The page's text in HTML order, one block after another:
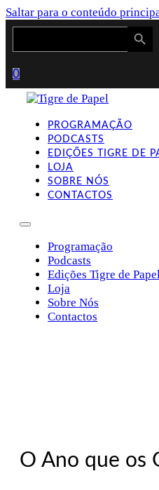
Saltar para o conteúdo
Search
Search Button
0
PROGRAMAÇÃO
PODCASTS
EDIÇÕES TIGRE DE
LOJA
SOBRE NÓS
CONTACTOS
Programação
Podcasts
Edições Tigre de
Loja
Sobre Nós
Contactos
O Ano que os